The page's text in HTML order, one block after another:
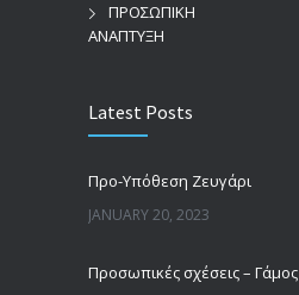
ΠΡΟΣΩΠΙΚΗ
ΑΝΑΠΤΥΞΗ
Latest Posts
Προ-Υπόθεση Ζευγάρι
JANUARY 20, 2023
Προσωπικές σχέσεις – Γάμος